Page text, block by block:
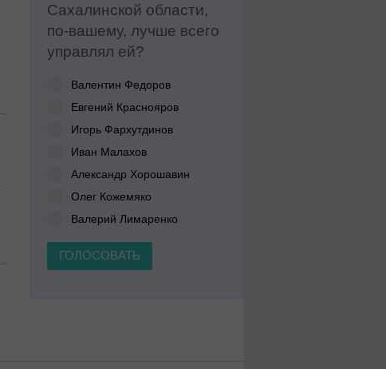
Сахалинской области,
по-вашему, лучше всего
управлял ей?
Валентин Федоров
Евгений Краснояров
Игорь Фархутдинов
Иван Малахов
Александр Хорошавин
Олег Кожемяко
Валерий Лимаренко
ГОЛОСОВАТЬ